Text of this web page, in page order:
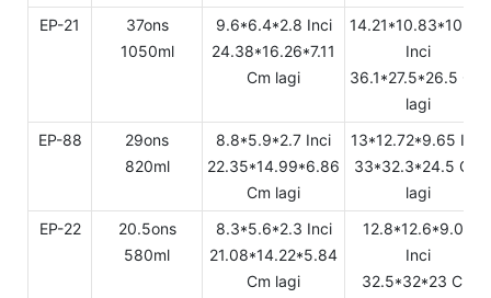
EP-21
37ons
1050ml
9.6*6.4*2.8 Inci
24.38*16.26*7.11
Cm lagi
14.21*10.83*10.43
Inci
36.1*27.5*26.5 Cm
lagi
EP-88
29ons
820ml
8.8*5.9*2.7 Inci
22.35*14.99*6.86
Cm lagi
13*12.72*9.65 Inci
33*32.3*24.5 Cm
lagi
EP-22
20.5ons
580ml
8.3*5.6*2.3 Inci
21.08*14.22*5.84
Cm lagi
12.8*12.6*9.06
Inci
32.5*32*23 Cm